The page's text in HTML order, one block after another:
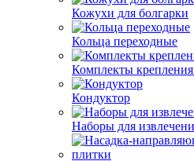
Кожухи для болгарки
Кольца переходные
Комплекты
Кондуктор
Наборы для